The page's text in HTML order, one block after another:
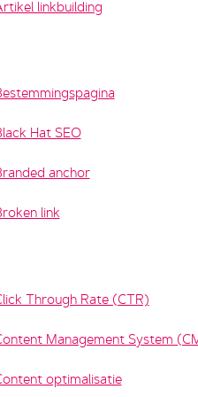
linkbuilding
Hat SEO
anchor
link
Through Rate (CTR)
Management System
optimalisatie